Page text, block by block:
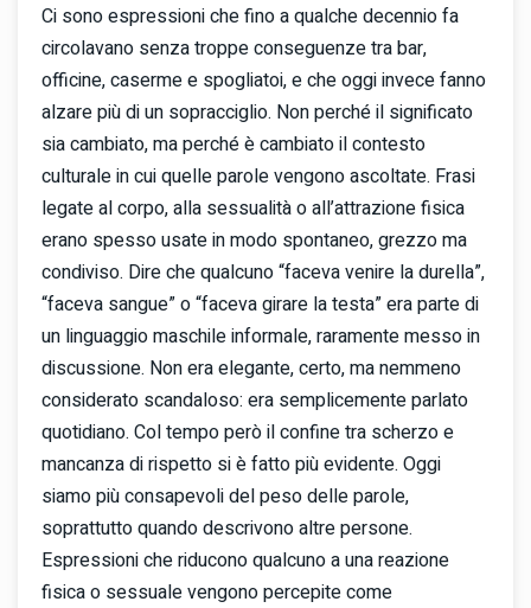
Ci sono espressioni che fino a qualche decennio fa
circolavano senza troppe conseguenze tra bar,
officine, caserme e spogliatoi, e che oggi invece fanno
alzare più di un sopracciglio. Non perché il significato
sia cambiato, ma perché è cambiato il contesto
culturale in cui quelle parole vengono ascoltate. Frasi
legate al corpo, alla sessualità o all’attrazione fisica
erano spesso usate in modo spontaneo, grezzo ma
condiviso. Dire che qualcuno “faceva venire la durella”,
“faceva sangue” o “faceva girare la testa” era parte di
un linguaggio maschile informale, raramente messo in
discussione. Non era elegante, certo, ma nemmeno
considerato scandaloso: era semplicemente parlato
quotidiano. Col tempo però il confine tra scherzo e
mancanza di rispetto si è fatto più evidente. Oggi
siamo più consapevoli del peso delle parole,
soprattutto quando descrivono altre persone.
Espressioni che riducono qualcuno a una reazione
fisica o sessuale vengono percepite come